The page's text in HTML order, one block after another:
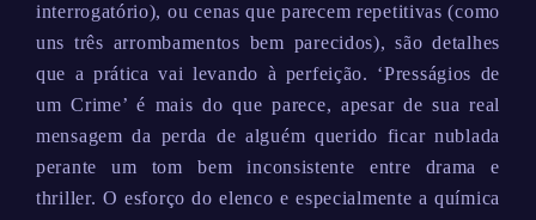
interrogatório), ou cenas que parecem repetitivas (como
uns três arrombamentos bem parecidos), são detalhes
que a prática vai levando à perfeição. ‘Presságios de
um Crime’ é mais do que parece, apesar de sua real
mensagem da perda de alguém querido ficar nublada
perante um tom bem inconsistente entre drama e
thriller. O esforço do elenco e especialmente a química